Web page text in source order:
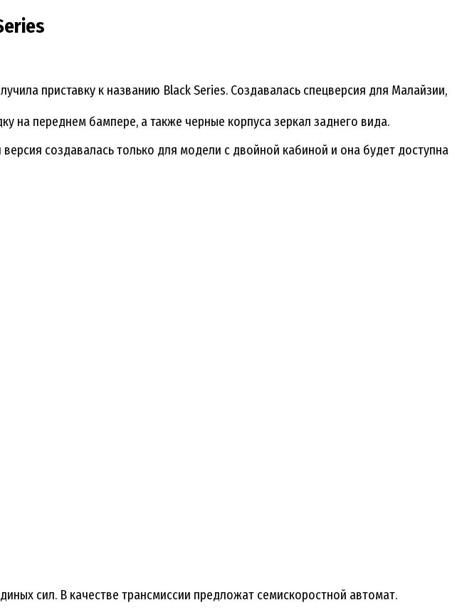
приставку к названию Black Series. Создавалась спецверсия для Малайзии,
на переднем бампере, а также черные корпуса зеркал заднего вида.
создавалась только для модели с двойной кабиной и она будет доступна
сил. В качестве трансмиссии предложат семискоростной автомат.